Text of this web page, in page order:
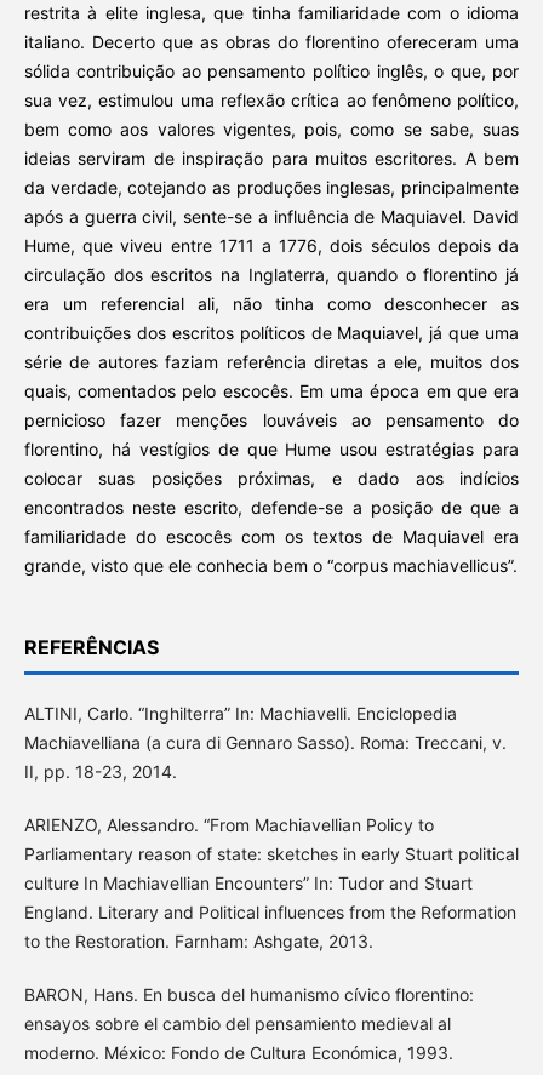
restrita à elite inglesa, que tinha familiaridade com o idioma
italiano. Decerto que as obras do florentino ofereceram uma
sólida contribuição ao pensamento político inglês, o que, por
sua vez, estimulou uma reflexão crítica ao fenômeno político,
bem como aos valores vigentes, pois, como se sabe, suas
ideias serviram de inspiração para muitos escritores. A bem
da verdade, cotejando as produções inglesas, principalmente
após a guerra civil, sente-se a influência de Maquiavel. David
Hume, que viveu entre 1711 a 1776, dois séculos depois da
circulação dos escritos na Inglaterra, quando o florentino já
era um referencial ali, não tinha como desconhecer as
contribuições dos escritos políticos de Maquiavel, já que uma
série de autores faziam referência diretas a ele, muitos dos
quais, comentados pelo escocês. Em uma época em que era
pernicioso fazer menções louváveis ao pensamento do
florentino, há vestígios de que Hume usou estratégias para
colocar suas posições próximas, e dado aos indícios
encontrados neste escrito, defende-se a posição de que a
familiaridade do escocês com os textos de Maquiavel era
grande, visto que ele conhecia bem o “corpus machiavellicus”.
REFERÊNCIAS
ALTINI, Carlo. “Inghilterra” In: Machiavelli. Enciclopedia
Machiavelliana (a cura di Gennaro Sasso). Roma: Treccani, v.
II, pp. 18-23, 2014.
ARIENZO, Alessandro. “From Machiavellian Policy to
Parliamentary reason of state: sketches in early Stuart political
culture In Machiavellian Encounters” In: Tudor and Stuart
England. Literary and Political influences from the Reformation
to the Restoration. Farnham: Ashgate, 2013.
BARON, Hans. En busca del humanismo cívico florentino:
ensayos sobre el cambio del pensamiento medieval al
moderno. México: Fondo de Cultura Económica, 1993.